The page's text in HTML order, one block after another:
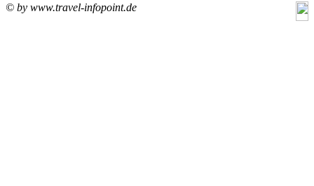
© by www.travel-infopoint.de